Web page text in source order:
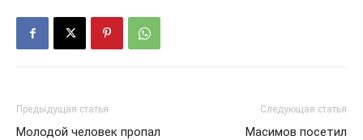
Предыдущая статья
Молодой человек пропал
Следующая статья
Масимов посетил